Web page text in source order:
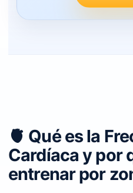
🫀 Qué es la
Cardíaca y por
entrenar por